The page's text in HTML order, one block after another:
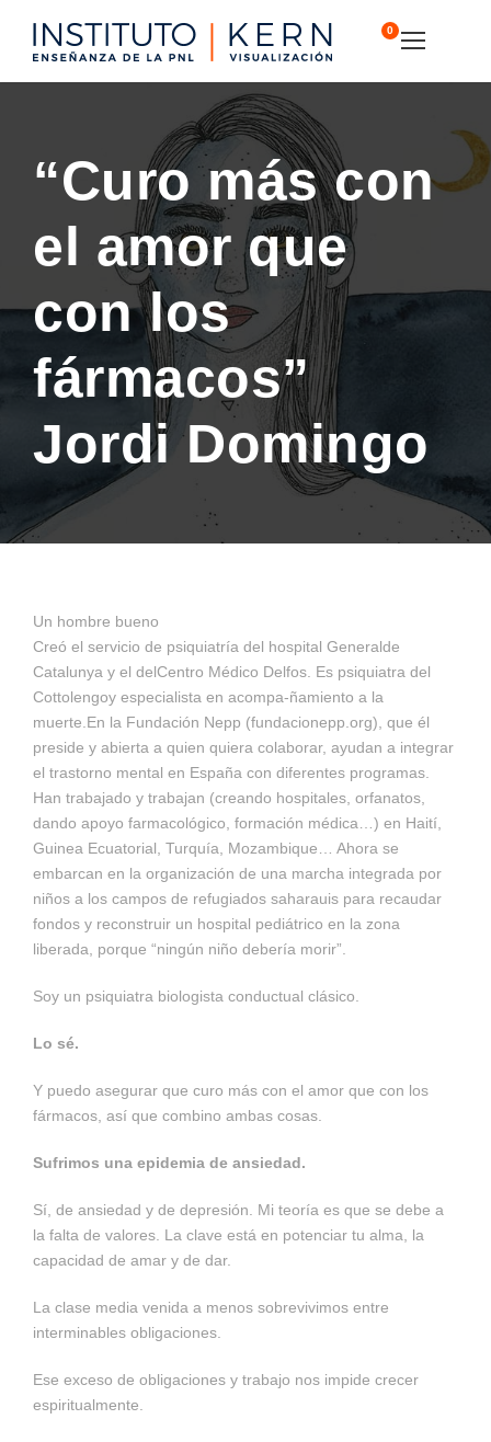
0
“Curo más con
el amor que
con los
fármacos”
Jordi Domingo
Un hombre bueno
Creó el servicio de psiquiatría del hospital Generalde
Catalunya y el delCentro Médico Delfos. Es psiquiatra del
Cottolengoy especialista en acompa-ñamiento a la
muerte.En la Fundación Nepp (fundacionepp.org), que él
preside y abierta a quien quiera colaborar, ayudan a integrar
el trastorno mental en España con diferentes programas.
Han trabajado y trabajan (creando hospitales, orfanatos,
dando apoyo farmacológico, formación médica…) en Haití,
Guinea Ecuatorial, Turquía, Mozambique… Ahora se
embarcan en la organización de una marcha integrada por
niños a los campos de refugiados saharauis para recaudar
fondos y reconstruir un hospital pediátrico en la zona
liberada, porque “ningún niño debería morir”.
Soy un psiquiatra biologista conductual clásico.
Lo sé.
Y puedo asegurar que curo más con el amor que con los
fármacos, así que combino ambas cosas.
Sufrimos una epidemia de ansiedad.
Sí, de ansiedad y de depresión. Mi teoría es que se debe a
la falta de valores. La clave está en potenciar tu alma, la
capacidad de amar y de dar.
La clase media venida a menos sobrevivimos entre
interminables obligaciones.
Ese exceso de obligaciones y trabajo nos impide crecer
espiritualmente.